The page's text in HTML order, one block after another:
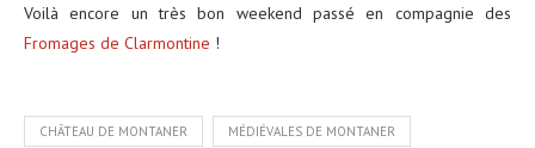
Voilà encore un très bon weekend passé en compagnie des
Fromages de Clarmontine !
CHÂTEAU DE MONTANER MÉDIÉVALES DE MONTANER